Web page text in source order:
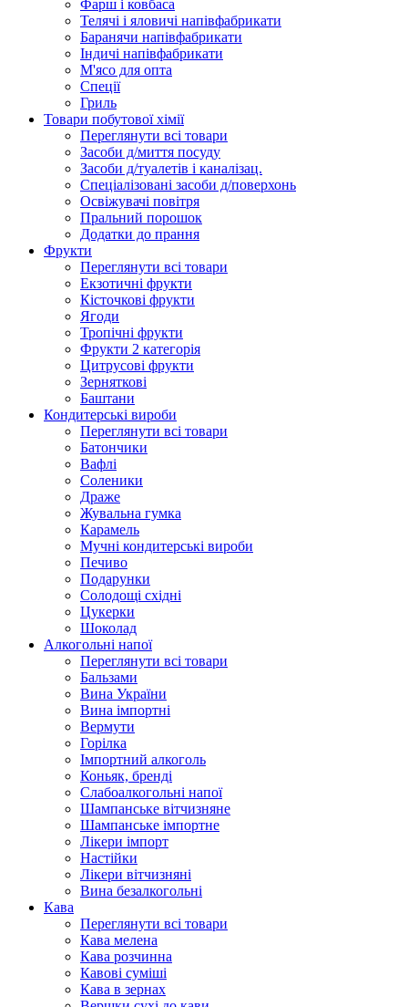
Фарш i ковбаса
Телячi i яловичi напiвфабрикати
Баранячи напiвфабрикати
Iндичi напiвфабрикати
М'ясо для опта
Спеції
Гриль
Товари побутової хімії
Переглянути всі товари
Засоби д/миття посуду
Засоби д/туалетів і каналізац.
Спеціалізовані засоби д/поверхонь
Освіжувачі повітря
Пральний порошок
Додатки до прання
Фрукти
Переглянути всі товари
Екзoтичні фрукти
Кісточкові фрукти
Ягоди
Тропічні фрукти
Фрукти 2 категорія
Цитрусові фрукти
Зерняткові
Баштани
Кондитерські вироби
Переглянути всі товари
Батончики
Вафлі
Соленики
Драже
Жувальнa гумка
Карамель
Мучні кондитерські вироби
Печиво
Подарунки
Солодощі східні
Цукерки
Шоколад
Алкогольні напої
Переглянути всі товари
Бальзами
Вина України
Вина імпортні
Вермути
Горілка
Імпортний алкоголь
Коньяк, бренді
Слабоалкогольні напої
Шампанське вітчизняне
Шампанське імпортне
Лікери імпорт
Настійки
Лікери вітчизняні
Вина безалкогольні
Кава
Переглянути всі товари
Кава мелена
Кава розчинна
Кавові суміші
Кава в зернах